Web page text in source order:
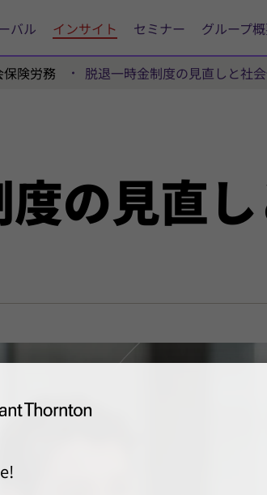
バル インサイト セミナー グループ
保険労務 脱退一時金制度の見直しと社
の見直し